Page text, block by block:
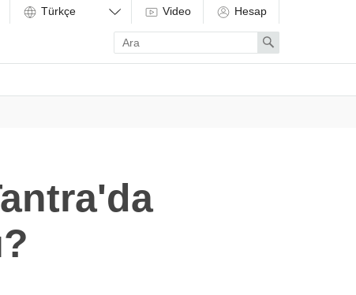
Video Hesap
Enter
search
term
Search